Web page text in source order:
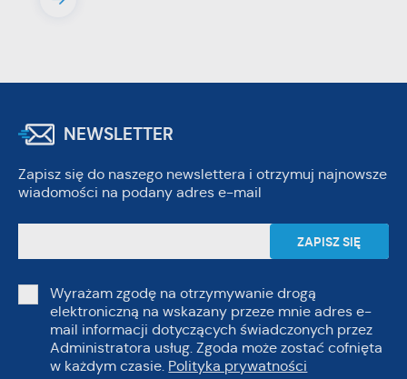
NEWSLETTER
Zapisz się do naszego newslettera i otrzymuj najnowsze
wiadomości na podany adres e-mail
Wyrażam zgodę na otrzymywanie drogą
elektroniczną na wskazany przeze mnie adres e-
mail informacji dotyczących świadczonych przez
Administratora usług. Zgoda może zostać cofnięta
w każdym czasie. Polityka prywatności